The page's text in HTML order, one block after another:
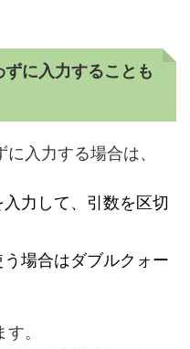
に入力することも
入力する場合は、
力して、引数を区切
場合はダブルクォー
。